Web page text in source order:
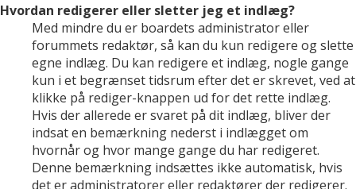
Hvordan redigerer eller sletter jeg et indlæg?
Med mindre du er boardets administrator eller
forummets redaktør, så kan du kun redigere og slette
egne indlæg. Du kan redigere et indlæg, nogle gange
kun i et begrænset tidsrum efter det er skrevet, ved at
klikke på rediger-knappen ud for det rette indlæg.
Hvis der allerede er svaret på dit indlæg, bliver der
indsat en bemærkning nederst i indlægget om
hvornår og hvor mange gange du har redigeret.
Denne bemærkning indsættes ikke automatisk, hvis
det er administratorer eller redaktører der redigerer.